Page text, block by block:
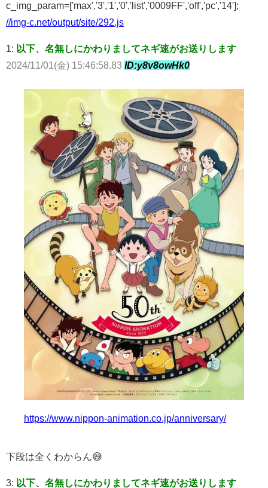
c_img_param=['max','3','1','0','list','0009FF','off','pc','14'];
//img-c.net/output/site/292.js
1: 以下、名無しにかわりましてネギ速がお送りします
2024/11/01(金) 15:46:58.83 ID:y8v8owHk0
https://www.nippon-animation.co.jp/anniversary/
下段は全くわからん😅
3: 以下、名無しにかわりましてネギ速がお送りします